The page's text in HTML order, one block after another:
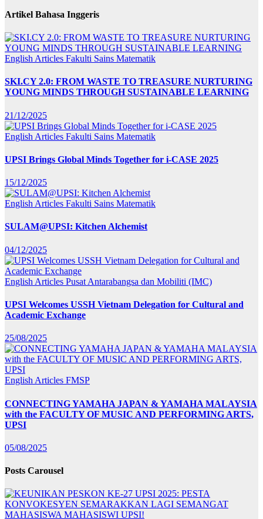
Artikel Bahasa Inggeris
English Articles Fakulti Sains Matematik
SKI.CY 2.0: FROM WASTE TO TREASURE NURTURING
YOUNG MINDS THROUGH SUSTAINABLE LEARNING
21/12/2025
English Articles Fakulti Sains Matematik
UPSI Brings Global Minds Together for i-CASE 2025
15/12/2025
English Articles Fakulti Sains Matematik
SULAM@UPSI: Kitchen Alchemist
04/12/2025
English Articles Pusat Antarabangsa dan Mobiliti (IMC)
UPSI Welcomes USSH Vietnam Delegation for Cultural and
Academic Exchange
25/08/2025
English Articles FMSP
CONNECTING YAMAHA JAPAN & YAMAHA MALAYSIA
with the FACULTY OF MUSIC AND PERFORMING ARTS,
UPSI
05/08/2025
Posts Carousel